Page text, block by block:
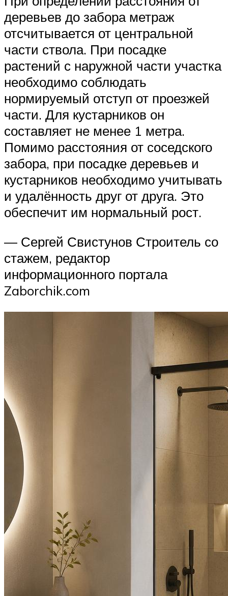
деревьев до забора метраж
отсчитывается от центральной
части ствола. При посадке
растений с наружной части участка
необходимо соблюдать
нормируемый отступ от проезжей
части. Для кустарников он
составляет не менее 1 метра.
Помимо расстояния от соседского
забора, при посадке деревьев и
кустарников необходимо учитывать
и удалённость друг от друга. Это
обеспечит им нормальный рост.
— Сергей Свистунов Строитель со
стажем, редактор
информационного портала
Zaborchik.com